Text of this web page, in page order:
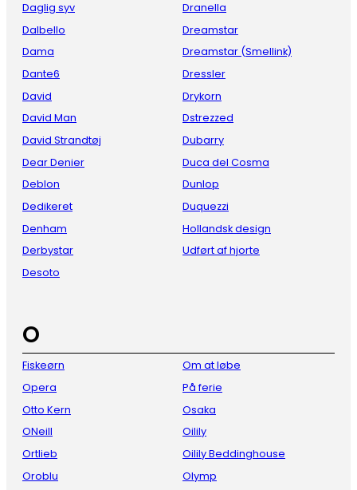
Daglig syv
Dalbello
Dama
Dante6
David
David Man
David Strandtøj
Dear Denier
Deblon
Dedikeret
Denham
Derbystar
Desoto
Dranella
Dreamstar
Dreamstar (Smellink)
Dressler
Drykorn
Dstrezzed
Dubarry
Duca del Cosma
Dunlop
Duquezzi
Hollandsk design
Udført af hjorte
O
Fiskeørn
Opera
Otto Kern
ONeill
Ortlieb
Oroblu
Om at løbe
På ferie
Osaka
Oilily
Oilily Beddinghouse
Olymp